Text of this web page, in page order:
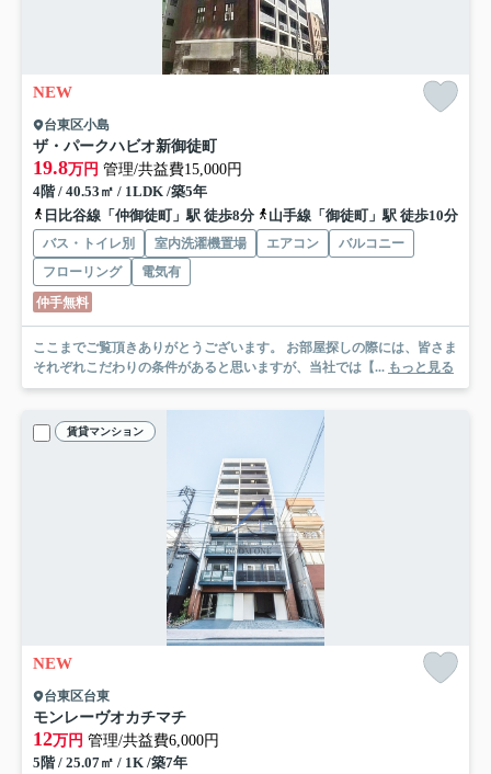
NEW
台東区小島
ザ・パークハビオ新御徒町
19.8万円 管理/共益費15,000円
4階 / 40.53㎡ / 1LDK /築5年
日比谷線「仲御徒町」駅 徒歩8分
山手線「御徒町」駅 徒歩10分
バス・トイレ別 室内洗濯機置場 エアコン
バルコニー
フローリング
電気有
仲手無料
ここまでご覧頂きありがとうございます。 お部屋探しの際には、皆さま
それぞれこだわりの条件があると思いますが、当社では【... もっと見る
賃貸マンション
NEW
台東区台東
モンレーヴオカチマチ
12万円 管理/共益費6,000円
5階 / 25.07㎡ / 1K /築7年